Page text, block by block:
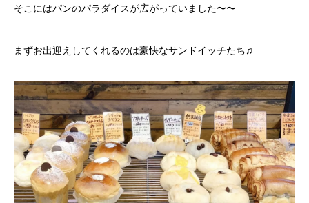
そこにはパンのパラダイスが広がっていました〜〜
まずお出迎えしてくれるのは豪快なサンドイッチたち♫